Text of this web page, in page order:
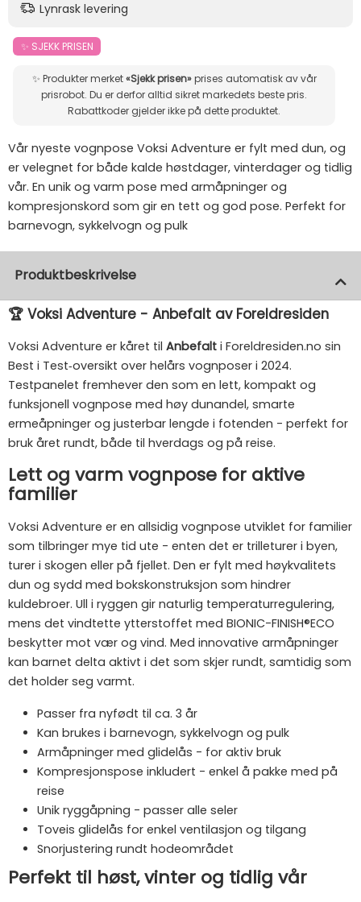
Lynrask levering
✨ SJEKK PRISEN
✨ Produkter merket«Sjekk prisen»prises automatisk av vår
prisrobot. Du er derfor alltid sikret markedets beste pris.
Rabattkoder gjelder ikke på dette produktet.
Vår nyeste vognpose Voksi Adventure er fylt med dun, og
er velegnet for både kalde høstdager, vinterdager og tidlig
vår. En unik og varm pose med armåpninger og
kompresjonskord som gir en tett og god pose. Perfekt for
barnevogn, sykkelvogn og pulk
Produktbeskrivelse
🏆 Voksi Adventure - Anbefalt av Foreldresiden
Voksi Adventure er kåret til Anbefalt i Foreldresiden.no sin
Best i Test‑oversikt over helårs vognposer i 2024.
Testpanelet fremhever den som en lett, kompakt og
funksjonell vognpose med høy dunandel, smarte
ermeåpninger og justerbar lengde i fotenden - perfekt for
bruk året rundt, både til hverdags og på reise.
Lett og varm vognpose for aktive
familier
Voksi Adventure er en allsidig vognpose utviklet for familier
som tilbringer mye tid ute - enten det er trilleturer i byen,
turer i skogen eller på fjellet. Den er fylt med høykvalitets
dun og sydd med bokskonstruksjon som hindrer
kuldebroer. Ull i ryggen gir naturlig temperaturregulering,
mens det vindtette ytterstoffet med BIONIC-FINISH®ECO
beskytter mot vær og vind. Med innovative armåpninger
kan barnet delta aktivt i det som skjer rundt, samtidig som
det holder seg varmt.
Passer fra nyfødt til ca. 3 år
Kan brukes i barnevogn, sykkelvogn og pulk
Armåpninger med glidelås - for aktiv bruk
Kompresjonspose inkludert - enkel å pakke med på
reise
Unik ryggåpning - passer alle seler
Toveis glidelås for enkel ventilasjon og tilgang
Snorjustering rundt hodeområdet
Perfekt til høst, vinter og tidlig vår